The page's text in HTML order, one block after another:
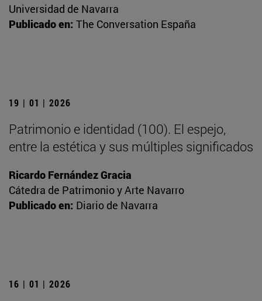
Universidad de Navarra
Publicado en: The Conversation España
19 | 01 | 2026
Patrimonio e identidad (100). El espejo,
entre la estética y sus múltiples significados
Ricardo Fernández Gracia
Cátedra de Patrimonio y Arte Navarro
Publicado en: Diario de Navarra
16 | 01 | 2026